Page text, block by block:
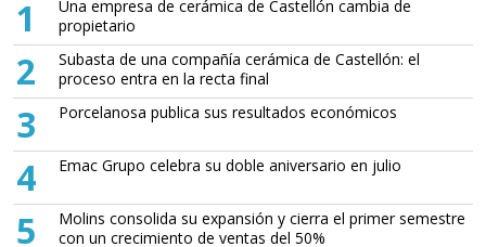
1
Una empresa de cerámica de Castellón cambia de
propietario
2
Subasta de una compañía cerámica de Castellón: el
proceso entra en la recta final
3 Porcelanosa publica sus resultados económicos
4 Emac Grupo celebra su doble aniversario en julio
5
Molins consolida su expansión y cierra el primer semestre
con un crecimiento de ventas del 50%